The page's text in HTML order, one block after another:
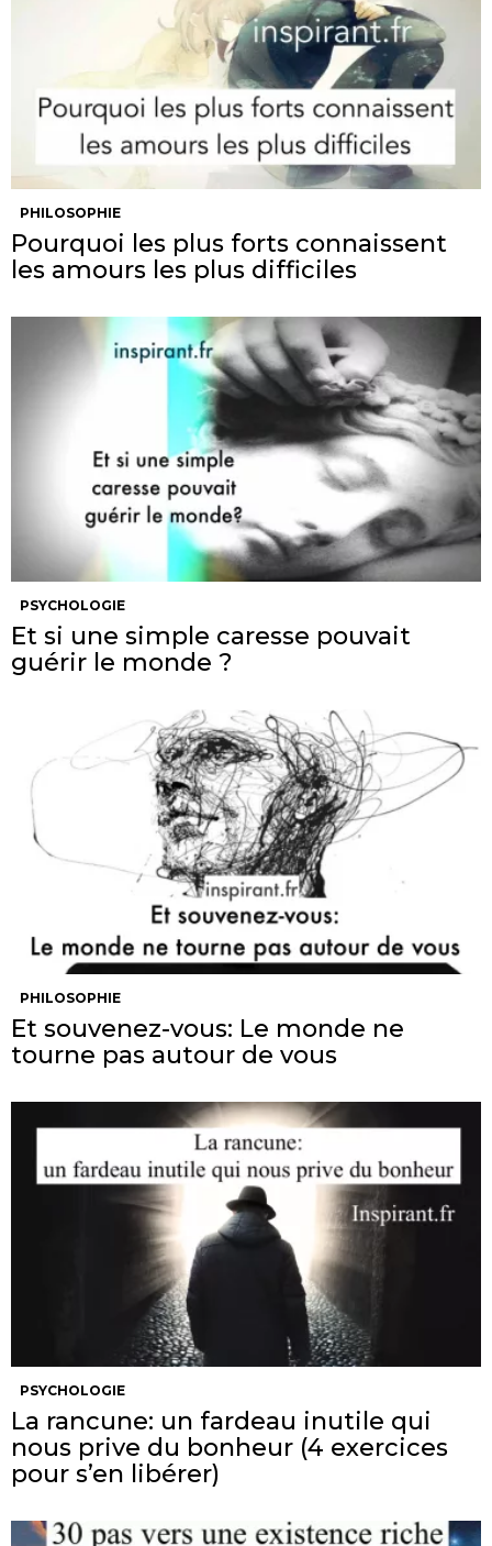
PHILOSOPHIE
Pourquoi les plus forts connaissent
les amours les plus difficiles
PSYCHOLOGIE
Et si une simple caresse pouvait
guérir le monde ?
PHILOSOPHIE
Et souvenez-vous: Le monde ne
tourne pas autour de vous
PSYCHOLOGIE
La rancune: un fardeau inutile qui
nous prive du bonheur (4 exercices
pour s’en libérer)